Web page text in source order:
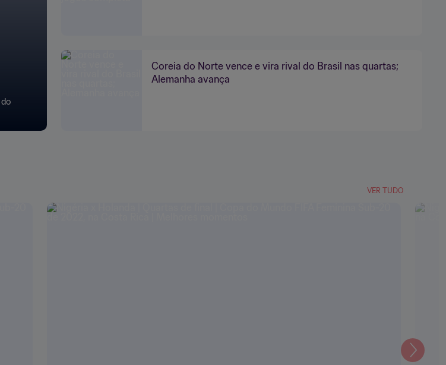
Coreia do Norte vence e vira rival do Brasil nas quartas;
Alemanha avança
VER TUDO